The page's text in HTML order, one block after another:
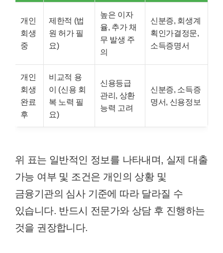
개인
회생
중
제한적 (법
원 허가 필
요)
높은 이자
율, 추가 채
무 발생 주
의
신분증, 회생계
획인가결정문,
소득증명서
개인
회생
완료
후
비교적 용
이 (신용 회
복 노력 필
요)
신용등급
관리, 상환
능력 고려
신분증, 소득증
명서, 신용정보
위 표는 일반적인 정보를 나타내며, 실제 대출
가능 여부 및 조건은 개인의 상황 및
금융기관의 심사 기준에 따라 달라질 수
있습니다. 반드시 전문가와 상담 후 진행하는
것을 권장합니다.